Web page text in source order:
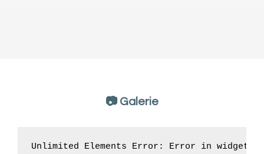
📷 Galerie
Unlimited Elements Error: Error in widget